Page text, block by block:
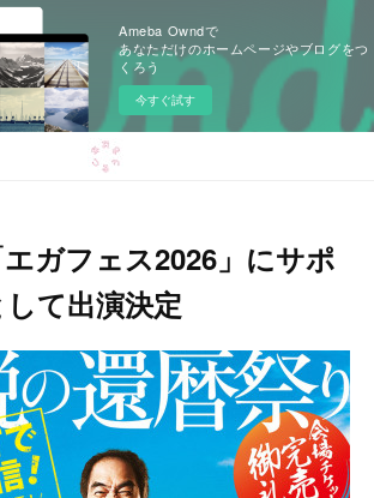
Ameba Owndで
あなただけのホームページやブログをつ
くろう
今すぐ試す
エガフェス2026」にサポ
て出演決定